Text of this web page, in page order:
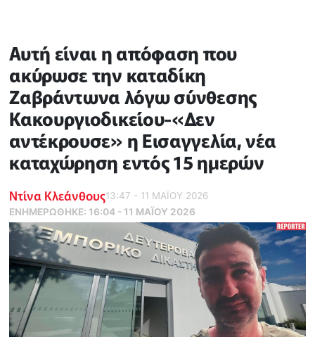
Αυτή είναι η απόφαση που
ακύρωσε την καταδίκη
Ζαβράντωνα λόγω σύνθεσης
Κακουργιοδικείου-«Δεν
αντέκρουσε» η Εισαγγελία, νέα
καταχώρηση εντός 15 ημερών
Ντίνα Κλεάνθους13:47 - 11 ΜΑΪ́ΟΥ 2026
ΕΝΗΜΕΡΏΘΗΚΕ: 16:04 - 11 ΜΑΪ́ΟΥ 2026